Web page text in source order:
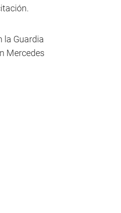
la Guardia
Mercedes